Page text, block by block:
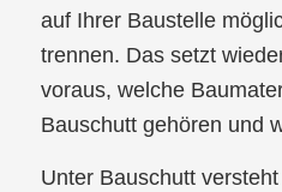
auf Ihrer Baustelle
trennen. Das setzt
voraus, welche
Bauschutt gehören und
Unter Bauschutt